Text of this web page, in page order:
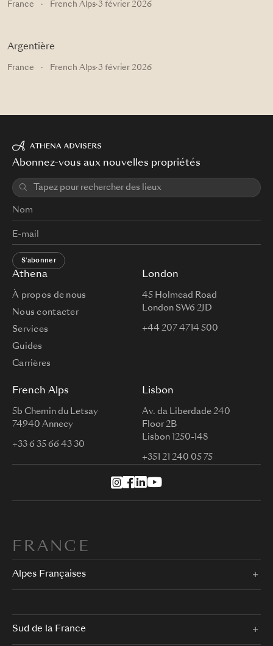
France · French Alps·3 février 2026
Argentière
France · French Alps·3 février 2026
Athena
À propos de nous
Nous contacter
Services
Guides
Carrières
London
45 Holmead Road
London SW6 2JD
+44 207 4714 500
French Alps
5b Chemin du Letsay
74940 Annecy
+33 6 35 66 43 30
Lisbon
Av. da Liberdade 240
Floor 2B
Lisbon 1250-148
+351 21 240 05 75
Abonnez-vous aux nouvelles propriétés
S'abonner
FRANCE
Alpes Françaises
Sud de la France